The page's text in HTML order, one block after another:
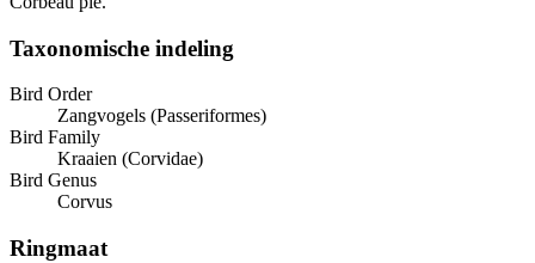
Taxonomische indeling
Bird Order
Zangvogels (Passeriformes)
Bird Family
Kraaien (Corvidae)
Bird Genus
Corvus
Ringmaat